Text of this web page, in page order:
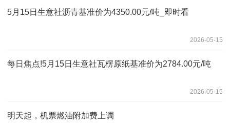
5月15日生意社沥青基准价为4350.00元/吨_即时看
2026-05-15
每日焦点!5月15日生意社瓦楞原纸基准价为2784.00元/吨
2026-05-15
明天起，机票燃油附加费上调